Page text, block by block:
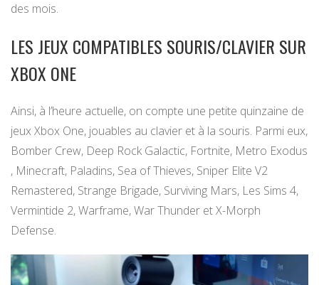
des mois.
LES JEUX COMPATIBLES SOURIS/CLAVIER SUR
XBOX ONE
Ainsi, à l’heure actuelle, on compte une petite quinzaine de
jeux Xbox One, jouables au clavier et à la souris. Parmi eux,
Bomber Crew, Deep Rock Galactic, Fortnite, Metro Exodus
, Minecraft, Paladins, Sea of Thieves, Sniper Elite V2
Remastered, Strange Brigade, Surviving Mars, Les Sims 4,
Vermintide 2, Warframe, War Thunder et X-Morph
Defense.